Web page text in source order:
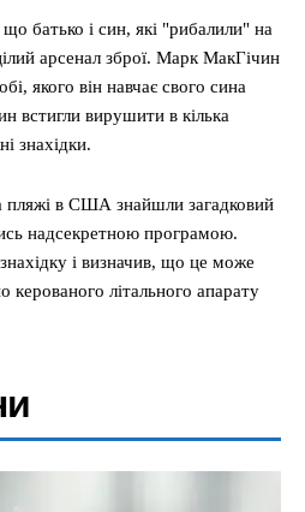
батько і син, які "рибалили" на
арсенал зброї. Марк МакГічин
якого він навчає свого сина
встигли вирушити в кілька
знахідки.
пляжі в США знайшли загадковий
надсекретною програмою.
і визначив, що це може
керованого літального апарату